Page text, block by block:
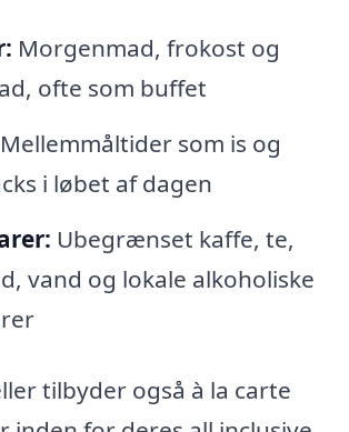
Morgenmad, frokost og
ofte som buffet
Mellemmåltider som is og
i løbet af dagen
Ubegrænset kaffe, te,
vand og lokale alkoholiske
tilbyder også à la carte